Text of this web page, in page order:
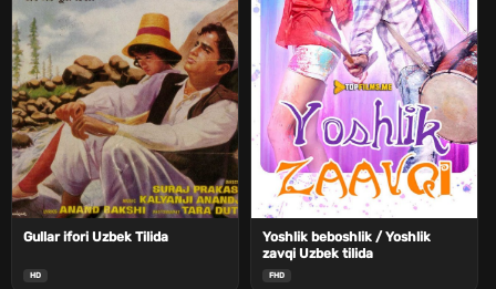
Gullar ifori Uzbek Tilida
HD
Yoshlik beboshlik / Yoshlik
zavqi Uzbek tilida
FHD